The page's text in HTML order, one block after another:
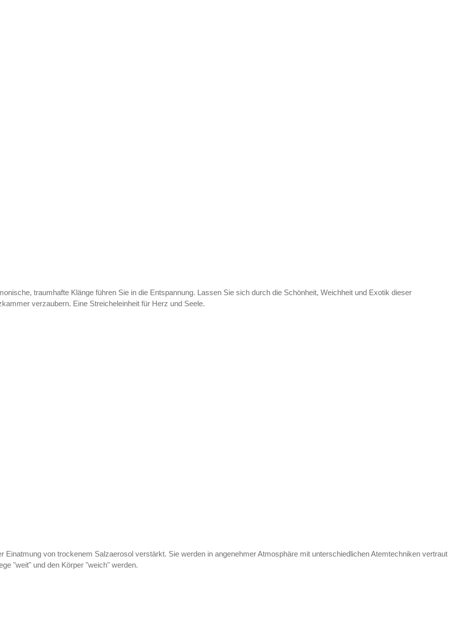
traumhafte Klänge führen Sie in die Entspannung. Lassen Sie sich durch die Schönheit, Weichheit und Exotik dieser
verzaubern. Eine Streicheleinheit für Herz und Seele.
von trockenem Salzaerosol verstärkt. Sie werden in angenehmer Atmosphäre mit unterschiedlichen Atemtechniken vertraut
"weit" und den Körper "weich" werden.